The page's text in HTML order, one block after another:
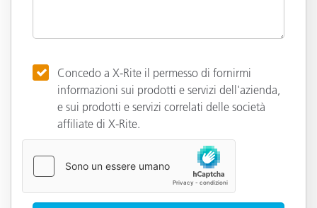
Concedo a X-Rite il permesso di fornirmi
informazioni sui prodotti e servizi dell'azienda,
e sui prodotti e servizi correlati delle società
affiliate di X-Rite.